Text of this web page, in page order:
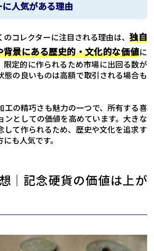
に人気がある理由
コレクターに注目される理由は、 独自
背景にある歴史的・文化的な価値に
限定的に作られるため市場に出回る数が
態の良いものは高額で取引される場合も
工の精巧さも魅力の一つで、所有する喜
ンとしての価値を高めています。大きな
して作られるため、歴史や文化を追求す
も人気です。
｜記念硬貨の価値は上が